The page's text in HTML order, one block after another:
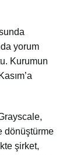
yorum
Kurumun
dönüştürme
şirket,